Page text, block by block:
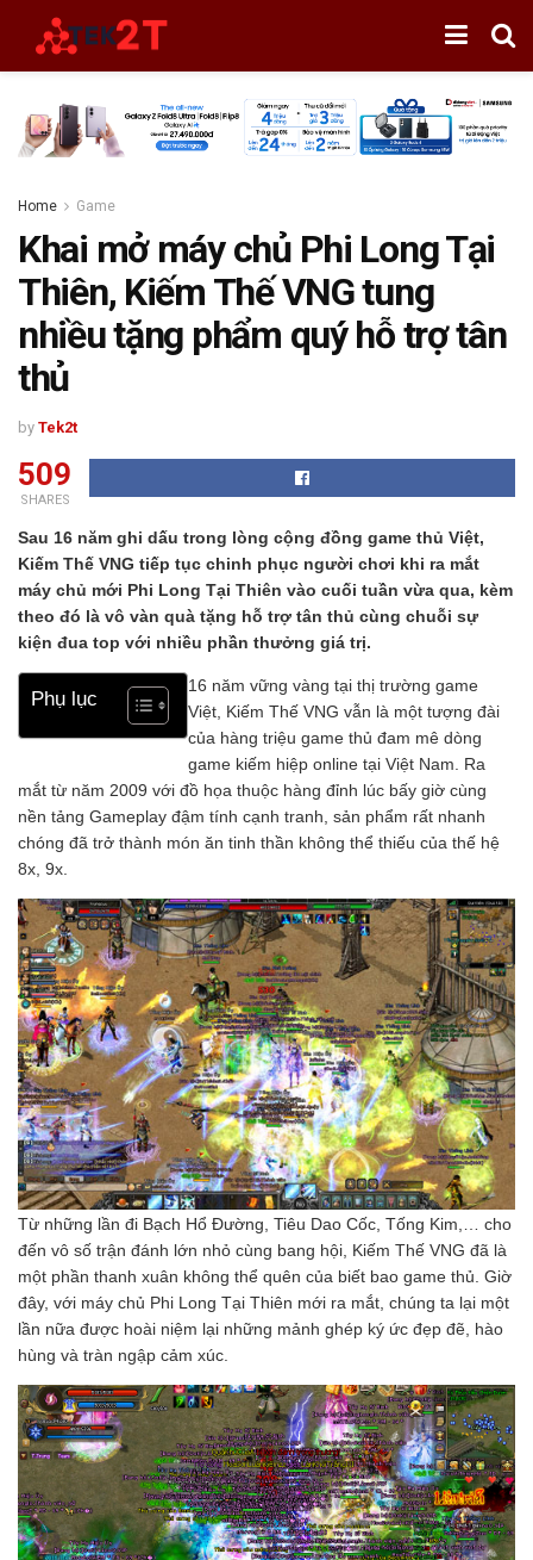
Home Game
Khai mở máy chủ Phi Long Tại
Thiên, Kiếm Thế VNG tung
nhiều tặng phẩm quý hỗ trợ tân
thủ
by Tek2t
509
SHARES
Sau 16 năm ghi dấu trong lòng cộng đồng game thủ Việt,
Kiếm Thế VNG tiếp tục chinh phục người chơi khi ra mắt
máy chủ mới Phi Long Tại Thiên vào cuối tuần vừa qua, kèm
theo đó là vô vàn quà tặng hỗ trợ tân thủ cùng chuỗi sự
kiện đua top với nhiều phần thưởng giá trị.
Phụ lục
16 năm vững vàng tại thị trường game
Việt, Kiếm Thế VNG vẫn là một tượng đài
của hàng triệu game thủ đam mê dòng
game kiếm hiệp online tại Việt Nam. Ra
mắt từ năm 2009 với đồ họa thuộc hàng đỉnh lúc bấy giờ cùng
nền tảng Gameplay đậm tính cạnh tranh, sản phẩm rất nhanh
chóng đã trở thành món ăn tinh thần không thể thiếu của thế hệ
8x, 9x.
Từ những lần đi Bạch Hổ Đường, Tiêu Dao Cốc, Tống Kim,… cho
đến vô số trận đánh lớn nhỏ cùng bang hội, Kiếm Thế VNG đã là
một phần thanh xuân không thể quên của biết bao game thủ. Giờ
đây, với máy chủ Phi Long Tại Thiên mới ra mắt, chúng ta lại một
lần nữa được hoài niệm lại những mảnh ghép ký ức đẹp đẽ, hào
hùng và tràn ngập cảm xúc.